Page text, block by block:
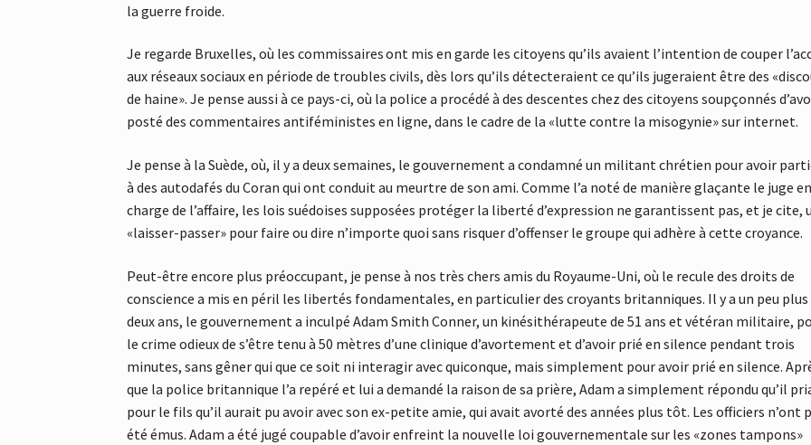
la guerre froide.
Je regarde Bruxelles, où les commissaires ont mis en garde les citoyens qu’ils avaient l’intention de couper
aux réseaux sociaux en période de troubles civils, dès lors qu’ils détecteraient ce qu’ils jugeraient être des
de haine». Je pense aussi à ce pays-ci, où la police a procédé à des descentes chez des citoyens soupçonnés
posté des commentaires antiféministes en ligne, dans le cadre de la «lutte contre la misogynie» sur internet.
Je pense à la Suède, où, il y a deux semaines, le gouvernement a condamné un militant chrétien pour avoir
à des autodafés du Coran qui ont conduit au meurtre de son ami. Comme l’a noté de manière glaçante le juge en
charge de l’affaire, les lois suédoises supposées protéger la liberté d’expression ne garantissent pas, et je cite,
«laisser-passer» pour faire ou dire n’importe quoi sans risquer d’offenser le groupe qui adhère à cette croyance.
Peut-être encore plus préoccupant, je pense à nos très chers amis du Royaume-Uni, où le recule des droits de
conscience a mis en péril les libertés fondamentales, en particulier des croyants britanniques. Il y a un peu plus
deux ans, le gouvernement a inculpé Adam Smith Conner, un kinésithérapeute de 51 ans et vétéran militaire,
le crime odieux de s’être tenu à 50 mètres d’une clinique d’avortement et d’avoir prié en silence pendant trois
minutes, sans gêner qui que ce soit ni interagir avec quiconque, mais simplement pour avoir prié en silence.
que la police britannique l’a repéré et lui a demandé la raison de sa prière, Adam a simplement répondu qu’il
pour le fils qu’il aurait pu avoir avec son ex-petite amie, qui avait avorté des années plus tôt. Les officiers n’ont
été émus. Adam a été jugé coupable d’avoir enfreint la nouvelle loi gouvernementale sur les «zones tampons»